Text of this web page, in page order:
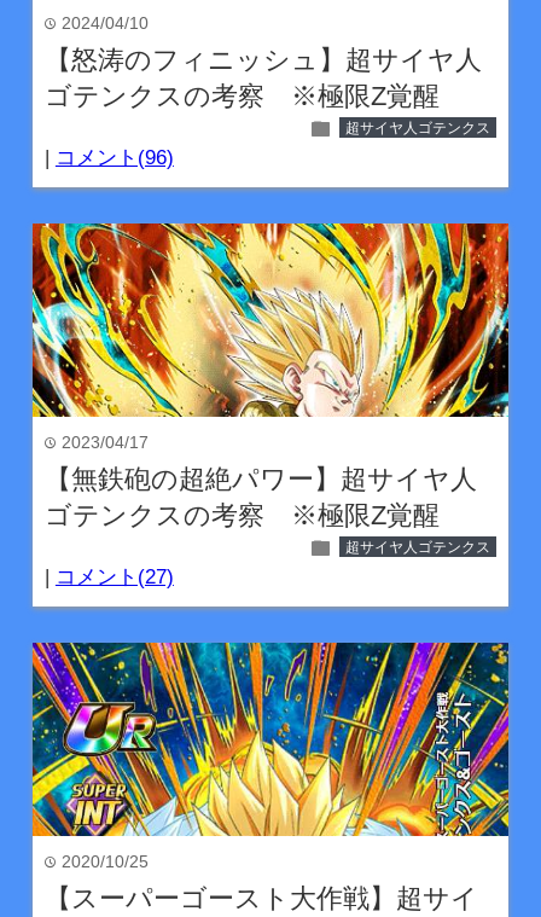
time 2024/04/10
【怒涛のフィニッシュ】超サイヤ人
ゴテンクスの考察 ※極限Z覚醒
folder 超サイヤ人ゴテンクス
| コメント(96)
time 2023/04/17
【無鉄砲の超絶パワー】超サイヤ人
ゴテンクスの考察 ※極限Z覚醒
folder 超サイヤ人ゴテンクス
| コメント(27)
time 2020/10/25
【スーパーゴースト大作戦】超サイ